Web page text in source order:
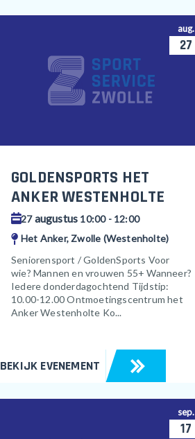
aug.
27
GOLDENSPORTS HET
ANKER WESTENHOLTE
27augustus 10:00 - 12:00
Het Anker, Zwolle (Westenholte)
Seniorensport / GoldenSports Voor
wie? Mannen en vrouwen 55+ Wanneer?
Iedere donderdagochtend Tijdstip:
10.00-12.00 Ontmoetingscentrum het
Anker Westenholte Ko...
BEKIJK EVENEMENT
sep.
17